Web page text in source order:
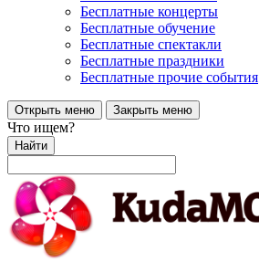
Бесплатные концерты
Бесплатные обучение
Бесплатные спектакли
Бесплатные праздники
Бесплатные прочие события
Открыть меню Закрыть меню
Что ищем?
Найти